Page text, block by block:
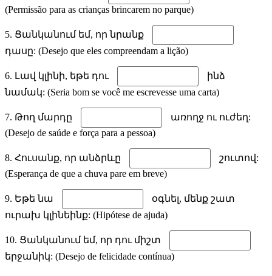
(Permissão para as crianças brincarem no parque)
5. Ցանկանում եմ, որ նրանք
դասը: (Desejo que eles compreendam a lição)
6. Լավ կլինի, եթե դու
ինձ
նամակ: (Seria bom se você me escrevesse uma carta)
7. Թող մարդը
առողջ ու ուժեղ:
(Desejo de saúde e força para a pessoa)
8. Հուսանք, որ անձրևը
շուտով:
(Esperança de que a chuva pare em breve)
9. Եթե նա
օգնել, մենք շատ
ուրախ կլինեինք: (Hipótese de ajuda)
10. Ցանկանում եմ, որ դու միշտ
երջանիկ: (Desejo de felicidade contínua)